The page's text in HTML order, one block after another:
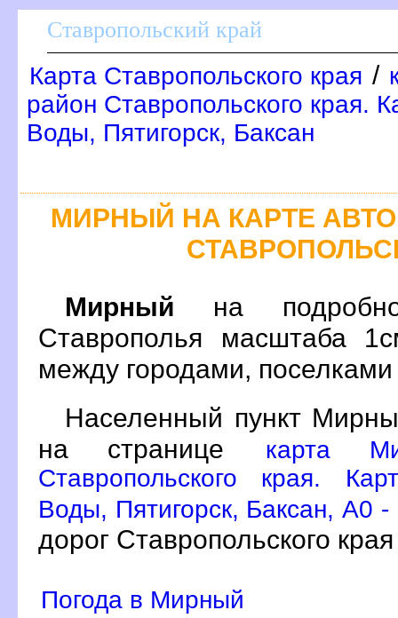
Ставропольский край
Карта Ставропольского края /
район Ставропольского края.
Воды, Пятигорск, Баксан
МИРНЫЙ НА КАРТЕ
Мирный на
Ставрополья масштаба
между городами,
Населенный пункт
на странице
карта
Ставропольского края.
Воды, Пятигорск, Баксан, A0 -
дорог Ставропольского края
Погода в Мирный